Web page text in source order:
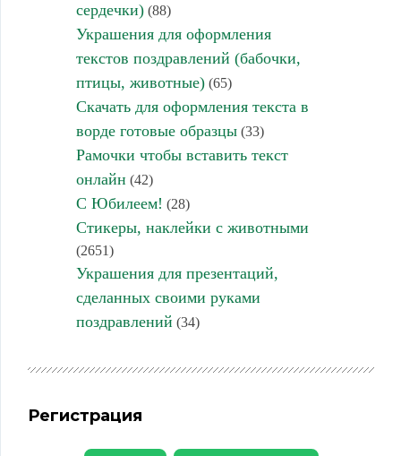
сердечки)(88)
Украшения для оформления
текстов поздравлений (бабочки,
птицы, животные)(65)
Скачать для оформления текста в
ворде готовые образцы(33)
Рамочки чтобы вставить текст
онлайн (42)
С Юбилеем! (28)
Стикеры, наклейки с животными
(2651)
Украшения для презентаций,
сделанных своими руками
поздравлений (34)
Регистрация